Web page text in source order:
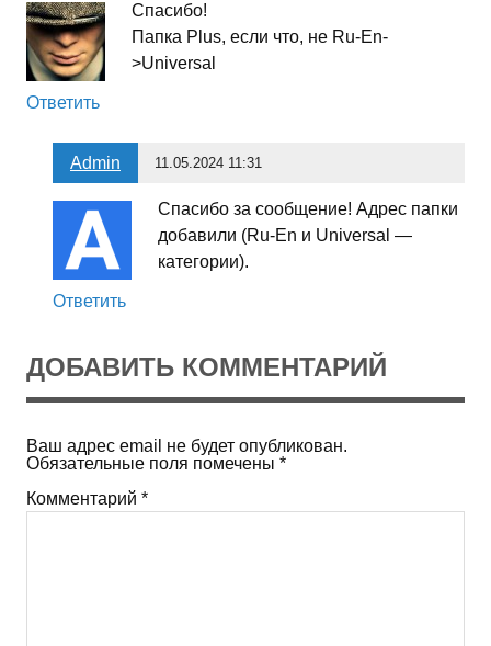
Спасибо!
Папка Plus, если что, не Ru-En-
>Universal
Ответить
Admin 11.05.2024 11:31
Спасибо за сообщение! Адрес папки
добавили (Ru-En и Universal —
категории).
Ответить
ДОБАВИТЬ КОММЕНТАРИЙ
Ваш адрес email не будет опубликован.
Обязательные поля помечены *
Комментарий *